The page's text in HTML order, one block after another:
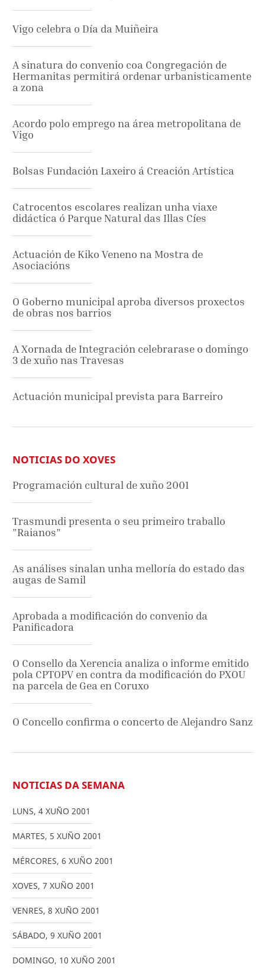
Vigo celebra o Día da Muiñeira
A sinatura do convenio coa Congregación de
Hermanitas permitirá ordenar urbanisticamente
a zona
Acordo polo emprego na área metropolitana de
Vigo
Bolsas Fundación Laxeiro á Creación Artística
Catrocentos escolares realizan unha viaxe
didáctica ó Parque Natural das Illas Cíes
Actuación de Kiko Veneno na Mostra de
Asociacións
O Goberno municipal aproba diversos proxectos
de obras nos barrios
A Xornada de Integración celebrarase o domingo
3 de xuño nas Travesas
Actuación municipal prevista para Barreiro
NOTICIAS DO XOVES
Programación cultural de xuño 2001
Trasmundi presenta o seu primeiro traballo
”Raianos”
As análises sinalan unha melloría do estado das
augas de Samil
Aprobada a modificación do convenio da
Panificadora
O Consello da Xerencia analiza o informe emitido
pola CPTOPV en contra da modificación do PXOU
na parcela de Gea en Coruxo
O Concello confirma o concerto de Alejandro Sanz
NOTICIAS DA SEMANA
LUNS, 4 XUÑO 2001
MARTES, 5 XUÑO 2001
MÉRCORES, 6 XUÑO 2001
XOVES, 7 XUÑO 2001
VENRES, 8 XUÑO 2001
SÁBADO, 9 XUÑO 2001
DOMINGO, 10 XUÑO 2001